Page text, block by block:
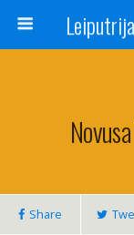
Share